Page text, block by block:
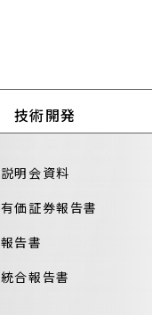
技術開発
説明会資料
有価証券報告書
報告書
統合報告書